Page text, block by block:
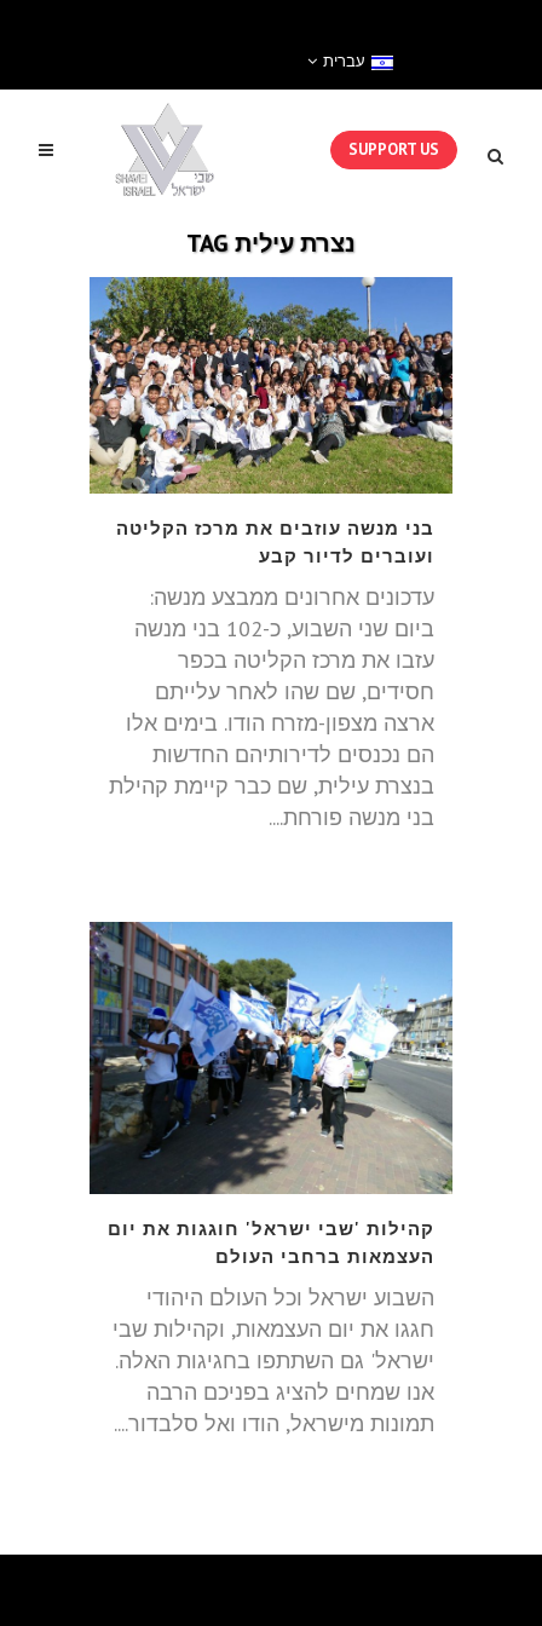
עברית
SUPPORT US
נצרת עילית TAG
בני מנשה עוזבים את מרכז הקליטה
ועוברים לדיור קבע
עדכונים אחרונים ממבצע מנשה:
ביום שני השבוע, כ-102 בני מנשה
עזבו את מרכז הקליטה בכפר
חסידים, שם שהו לאחר עלייתם
ארצה מצפון-מזרח הודו. בימים אלו
הם נכנסים לדירותיהם החדשות
בנצרת עילית, שם כבר קיימת קהילת
בני מנשה פורחת....
קהילות 'שבי ישראל' חוגגות את יום
העצמאות ברחבי העולם
השבוע ישראל וכל העולם היהודי
חגגו את יום העצמאות, וקהילות שבי
ישראל' גם השתתפו בחגיגות האלה.
אנו שמחים להציג בפניכם הרבה
תמונות מישראל, הודו ואל סלבדור....